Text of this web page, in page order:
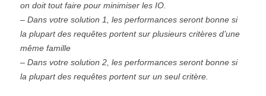
on doit tout faire pour minimiser les IO.
– Dans votre solution 1, les performances seront bonne si
la plupart des requêtes portent sur plusieurs critères d’une
même famille
– Dans votre solution 2, les performances seront bonne si
la plupart des requêtes portent sur un seul critère.